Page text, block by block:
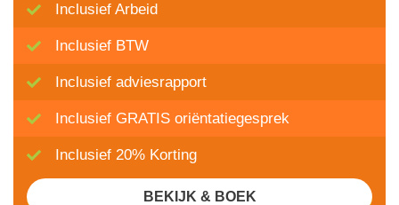
Inclusief Arbeid
Inclusief BTW
Inclusief adviesrapport
Inclusief GRATIS oriëntatiegesprek
Inclusief 20% Korting
BEKIJK & BOEK